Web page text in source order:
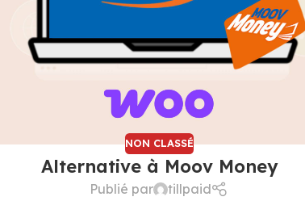
NON CLASSÉ
Alternative à Moov Money
Publié par
tillpaid